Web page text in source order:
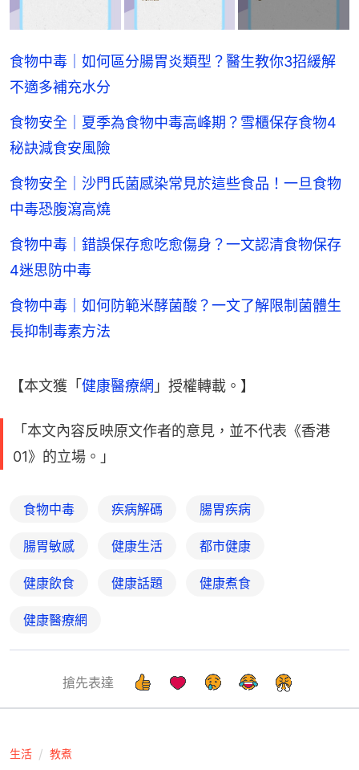
食物中毒｜如何區分腸胃炎類型？醫生教你3招緩解
不適多補充水分
食物安全｜夏季為食物中毒高峰期？雪櫃保存食物4
秘訣減食安風險
食物安全｜沙門氏菌感染常見於這些食品！一旦食物
中毒恐腹瀉高燒
食物中毒｜錯誤保存愈吃愈傷身？一文認清食物保存
4迷思防中毒
食物中毒｜如何防範米酵菌酸？一文了解限制菌體生
長抑制毒素方法
【本文獲「 健康醫療網 」授權轉載。】
「本文內容反映原文作者的意見，並不代表《香港
01》的立場。」
食物中毒 疾病解碼 腸胃疾病
腸胃敏感 健康生活 都市健康
健康飲食 健康話題 健康煮食
健康醫療網
搶先表達
生活 教煮